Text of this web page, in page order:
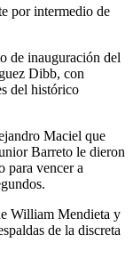
por intermedio de
de inauguración del
Dibb, con
del histórico
Maciel que
Barreto le dieron
para vencer a
William Mendieta y
de la discreta